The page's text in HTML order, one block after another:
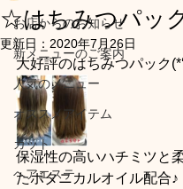
お店からのお知らせ
新メニューのご案内
人気のメニュー
オススメアイテム
カット
ヘアエステ
☆はちみつパッ
更新日： 2020年7月26日
大好評のはちみつパック
保湿性の高いハチミツと
たボタニカルオイル配合♪